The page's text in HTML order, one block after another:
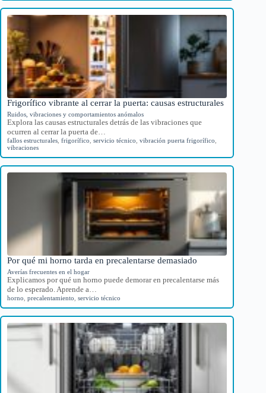
Frigorífico vibrante al cerrar la puerta: causas estructurales
Ruidos, vibraciones y comportamientos anómalos
Explora las causas estructurales detrás de las vibraciones que
ocurren al cerrar la puerta de…
fallos estructurales frigorífico servicio técnico vibración puerta frigorífico
vibraciones
Por qué mi horno tarda en precalentarse demasiado
Averías frecuentes en el hogar
Explicamos por qué un horno puede demorar en precalentarse más
de lo esperado. Aprende a…
horno precalentamiento servicio técnico